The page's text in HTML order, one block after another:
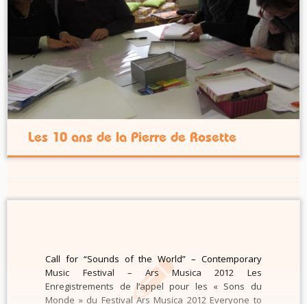
Les 10 ans de la Pierre de Rosette
Call for “Sounds of the World” – Contemporary
Music Festival – Ars Musica 2012 Les
Enregistrements de l’appel pour les « Sons du
Monde » du Festival Ars Musica 2012 Everyone to